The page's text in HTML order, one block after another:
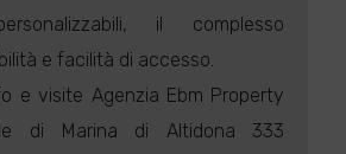
il complesso
e facilità di accesso.
e visite Agenzia Ebm Property
di Marina di Altidona 333